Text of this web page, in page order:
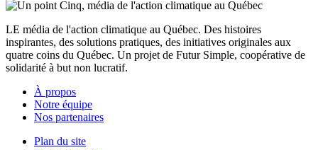
LE média de l'action climatique au Québec. Des histoires
inspirantes, des solutions pratiques, des initiatives originales aux
quatre coins du Québec. Un projet de Futur Simple, coopérative de
solidarité à but non lucratif.
À propos
Notre équipe
Nos partenaires
Plan du site